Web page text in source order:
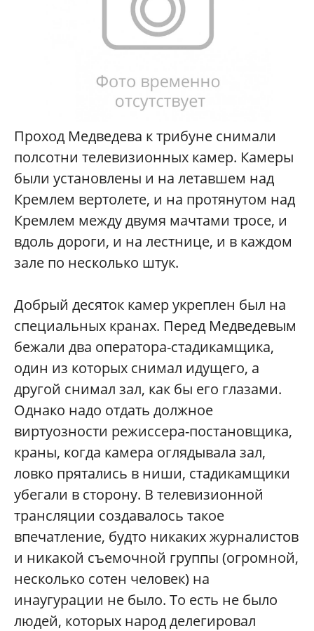
Проход Медведева к трибуне снимали
полсотни телевизионных камер. Камеры
были установлены и на летавшем над
Кремлем вертолете, и на протянутом над
Кремлем между двумя мачтами тросе, и
вдоль дороги, и на лестнице, и в каждом
зале по несколько штук.
Добрый десяток камер укреплен был на
специальных кранах. Перед Медведевым
бежали два оператора-стадикамщика,
один из которых снимал идущего, а
другой снимал зал, как бы его глазами.
Однако надо отдать должное
виртуозности режиссера-постановщика,
краны, когда камера оглядывала зал,
ловко прятались в ниши, стадикамщики
убегали в сторону. В телевизионной
трансляции создавалось такое
впечатление, будто никаких журналистов
и никакой съемочной группы (огромной,
несколько сотен человек) на
инаугурации не было. То есть не было
людей, которых народ делегировал